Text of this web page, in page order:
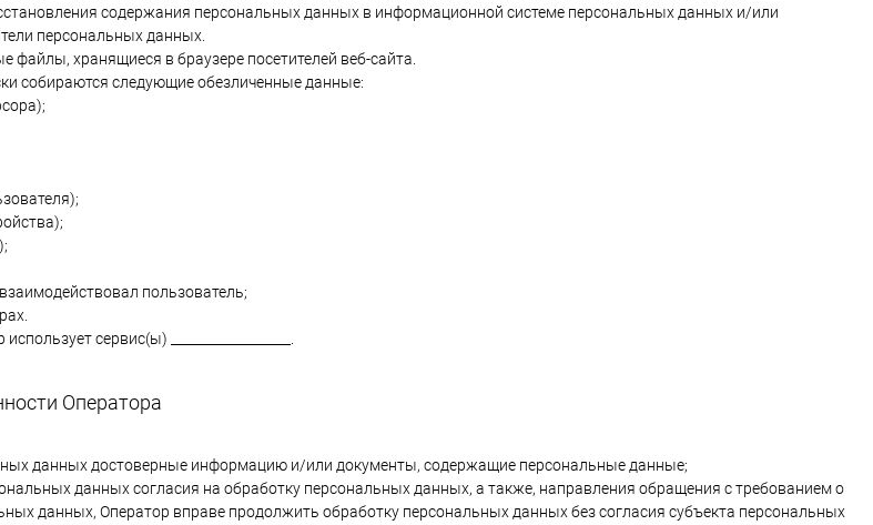
содержания персональных данных в информационной системе персональных данных и/или
персональных данных.
файлы, хранящиеся в браузере посетителей веб-сайта.
собираются следующие обезличенные данные:
пользователь;
сервис(ы) __________________.
Оператора
данных достоверные информацию и/или документы, содержащие персональные данные;
данных согласия на обработку персональных данных, а также, направления обращения с требованием о
данных, Оператор вправе продолжить обработку персональных данных без согласия субъекта персональных